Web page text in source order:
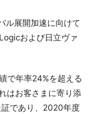
ル展開加速に向けて
および日立ヴァ
で年率24%を超える
はお客さまに寄り添
であり、2020年度